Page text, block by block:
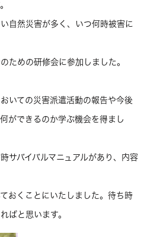
自然災害が多く、いつ何時被害に
ための研修会に参加しました。
いての災害派遣活動の報告や今後
ができるのか学ぶ機会を得まし
サバイバルマニュアルがあり、内容
おくことにいたしました。待ち時
ばと思います。